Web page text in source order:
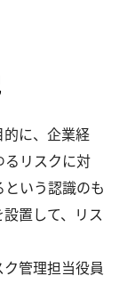
に、企業経
るリスクに対
いう認識のも
置して、リス
管理担当役員